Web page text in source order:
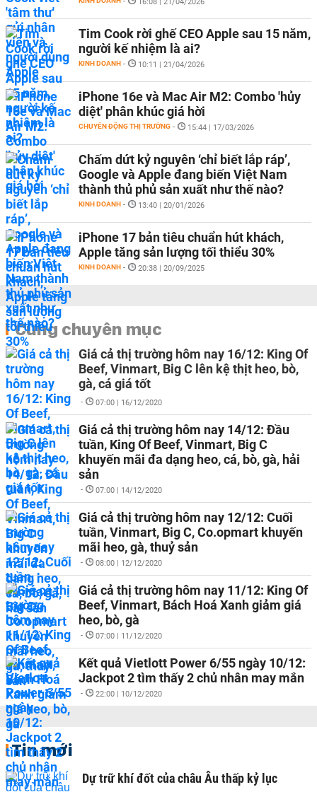
Tim Cook rời ghế CEO Apple sau 15 năm,
người kế nhiệm là ai?
KINH DOANH - 10:11 | 21/04/2026
iPhone 16e và Mac Air M2: Combo 'hủy
diệt' phân khúc giá hời
CHUYỂN ĐỘNG THỊ TRƯỜNG - 15:44 | 17/03/2026
Chấm dứt kỷ nguyên ‘chỉ biết lắp ráp’,
Google và Apple đang biến Việt Nam
thành thủ phủ sản xuất như thế nào?
KINH DOANH - 13:40 | 20/01/2026
iPhone 17 bản tiêu chuẩn hút khách,
Apple tăng sản lượng tối thiểu 30%
KINH DOANH - 20:38 | 20/09/2025
Cùng chuyên mục
Giá cả thị trường hôm nay 16/12: King Of
Beef, Vinmart, Big C lên kệ thịt heo, bò,
gà, cá giá tốt
- 07:00 | 16/12/2020
Giá cả thị trường hôm nay 14/12: Đầu
tuần, King Of Beef, Vinmart, Big C
khuyến mãi đa dạng heo, cá, bò, gà, hải
sản
- 07:00 | 14/12/2020
Giá cả thị trường hôm nay 12/12: Cuối
tuần, Vinmart, Big C, Co.opmart khuyến
mãi heo, gà, thuỷ sản
- 08:00 | 12/12/2020
Giá cả thị trường hôm nay 11/12: King Of
Beef, Vinmart, Bách Hoá Xanh giảm giá
heo, bò, gà
- 07:00 | 11/12/2020
Kết quả Vietlott Power 6/55 ngày 10/12:
Jackpot 2 tìm thấy 2 chủ nhân may mắn
- 22:00 | 10/12/2020
Tin mới
Dự trữ khí đốt của châu Âu thấp kỷ lục